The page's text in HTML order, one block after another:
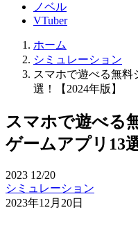
ノベル
VTuber
ホーム
シミュレーション
スマホで遊べる無料
選！【2024年版】
スマホで遊べる
ゲームアプリ13
2023 12/20
シミュレーション
2023年12月20日